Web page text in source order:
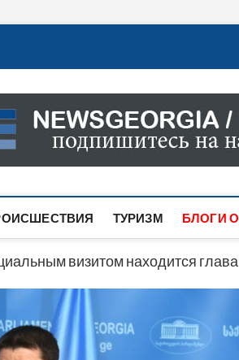
Грузии
ИНФОРМАЦИЯ О СОБЫТИЯХ
НОВОСТИ ПОЛИТИКИ,
ТУРИЗМ БЛОГИ
визитом находится